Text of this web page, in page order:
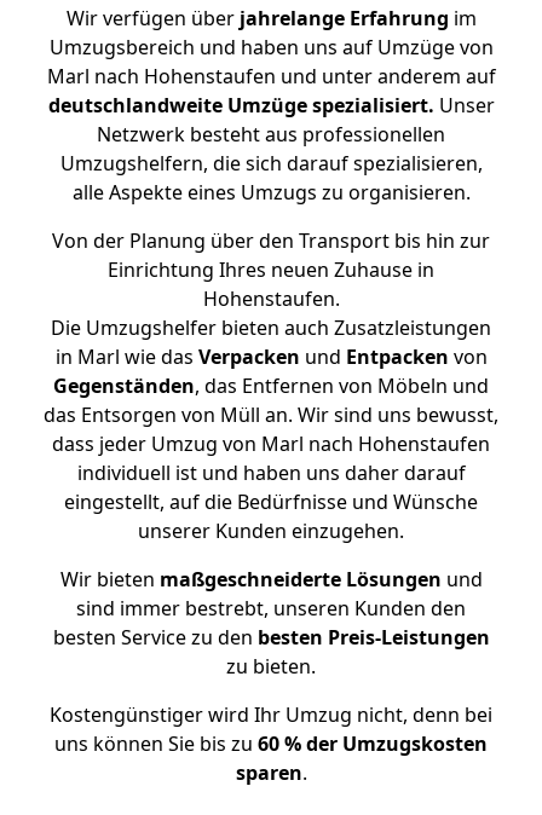
Wir verfügen überjahrelange Erfahrung im
Umzugsbereich und haben uns auf Umzüge von
Marl nach Hohenstaufen und unter anderem auf
deutschlandweite Umzüge spezialisiert. Unser
Netzwerk besteht aus professionellen
Umzugshelfern, die sich darauf spezialisieren,
alle Aspekte eines Umzugs zu organisieren.
Von der Planung über den Transport bis hin zur
Einrichtung Ihres neuen Zuhause in
Hohenstaufen.
Die Umzugshelfer bieten auch Zusatzleistungen
in Marl wie das Verpacken und Entpacken von
Gegenständen, das Entfernen von Möbeln und
das Entsorgen von Müll an. Wir sind uns bewusst,
dass jeder Umzug von Marl nach Hohenstaufen
individuell ist und haben uns daher darauf
eingestellt, auf die Bedürfnisse und Wünsche
unserer Kunden einzugehen.
Wir bieten maßgeschneiderte Lösungen und
sind immer bestrebt, unseren Kunden den
besten Service zu den besten Preis-Leistungen
zu bieten.
Kostengünstiger wird Ihr Umzug nicht, denn bei
uns können Sie bis zu 60 % der Umzugskosten
sparen.